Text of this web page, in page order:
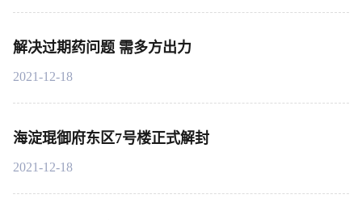
解决过期药问题 需多方出力
2021-12-18
海淀琨御府东区7号楼正式解封
2021-12-18